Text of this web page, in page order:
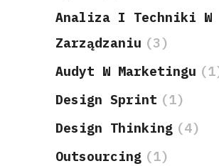
Analiza I Techniki W
Zarządzaniu (3)
Audyt W Marketingu
Design Sprint (1)
Design Thinking (4)
Outsourcing (1)